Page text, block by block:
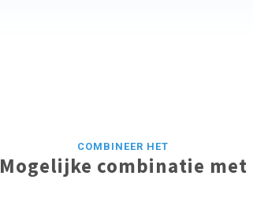
COMBINEER HET
Mogelijke combinatie met